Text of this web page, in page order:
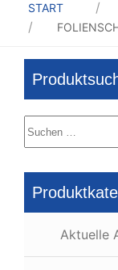
START
Suchen
nach:
Aktuelle